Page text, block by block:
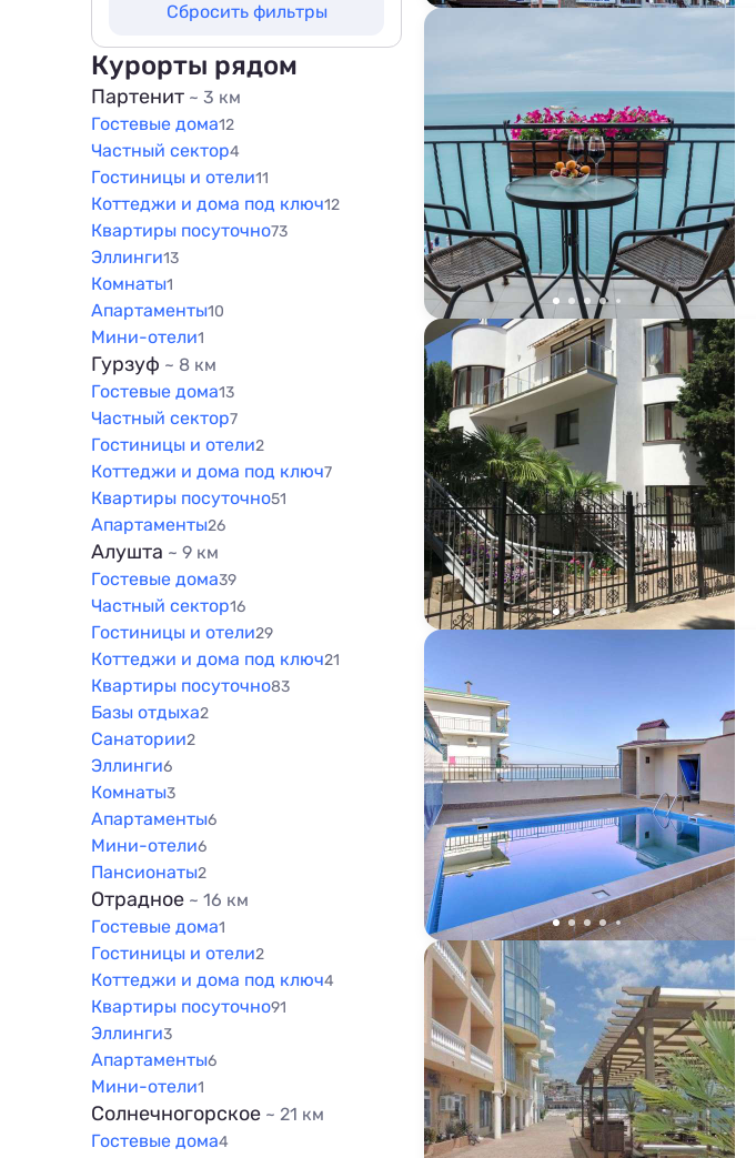
200 м
500 м
800 м
1000 м
1500 м
500 м
800 м
1000 м
1500 м
Сбросить фильтры
Курорты рядом
Партенит ~ 3 км
Гостевые дома12
Частный сектор4
Гостиницы и отели11
Коттеджи и дома под ключ12
Квартиры посуточно73
Эллинги13
Комнаты1
Апартаменты10
Мини-отели1
Гурзуф ~ 8 км
Гостевые дома13
Частный сектор7
Гостиницы и отели2
Коттеджи и дома под ключ7
Квартиры посуточно51
Апартаменты26
Алушта ~ 9 км
Гостевые дома39
Частный сектор16
Гостиницы и отели29
Коттеджи и дома под ключ21
Квартиры посуточно83
Базы отдыха2
Санатории2
Эллинги6
Комнаты3
Апартаменты6
Мини-отели6
Пансионаты2
Отрадное ~ 16 км
Гостевые дома1
Гостиницы и отели2
Коттеджи и дома под ключ4
Квартиры посуточно91
Эллинги3
Апартаменты6
Мини-отели1
Солнечногорское ~ 21 км
Гостевые дома4